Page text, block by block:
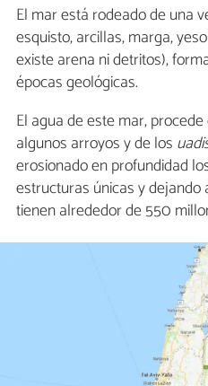
El mar está rodeado de una
esquisto, arcillas, marga,
existe arena ni detritos),
épocas geológicas.
El agua de este mar,
algunos arroyos y de los
erosionado en profundidad
estructuras únicas y
tienen alrededor de 550